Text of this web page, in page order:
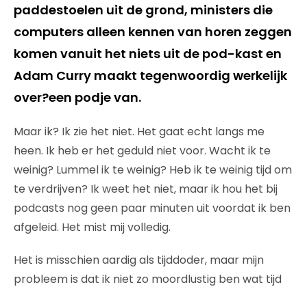
paddestoelen uit de grond, ministers die
computers alleen kennen van horen zeggen
komen vanuit het niets uit de pod-kast en
Adam Curry maakt tegenwoordig werkelijk
over?een podje van.
Maar ik? Ik zie het niet. Het gaat echt langs me
heen. Ik heb er het geduld niet voor. Wacht ik te
weinig? Lummel ik te weinig? Heb ik te weinig tijd om
te verdrijven? Ik weet het niet, maar ik hou het bij
podcasts nog geen paar minuten uit voordat ik ben
afgeleid. Het mist mij volledig.
Het is misschien aardig als tijddoder, maar mijn
probleem is dat ik niet zo moordlustig ben wat tijd